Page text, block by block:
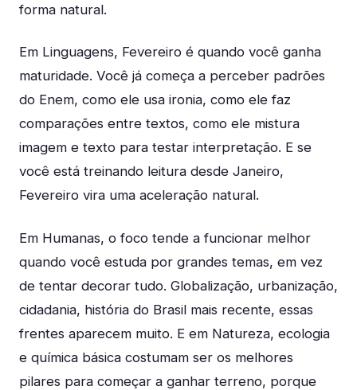
forma natural.
Em Linguagens, Fevereiro é quando você ganha
maturidade. Você já começa a perceber padrões
do Enem, como ele usa ironia, como ele faz
comparações entre textos, como ele mistura
imagem e texto para testar interpretação. E se
você está treinando leitura desde Janeiro,
Fevereiro vira uma aceleração natural.
Em Humanas, o foco tende a funcionar melhor
quando você estuda por grandes temas, em vez
de tentar decorar tudo. Globalização, urbanização,
cidadania, história do Brasil mais recente, essas
frentes aparecem muito. E em Natureza, ecologia
e química básica costumam ser os melhores
pilares para começar a ganhar terreno, porque